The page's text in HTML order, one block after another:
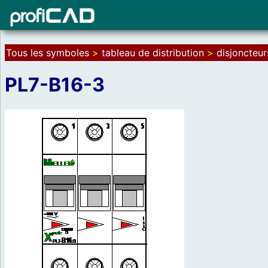
Tous les symboles > tableau de distribution >
PL7-B16-3